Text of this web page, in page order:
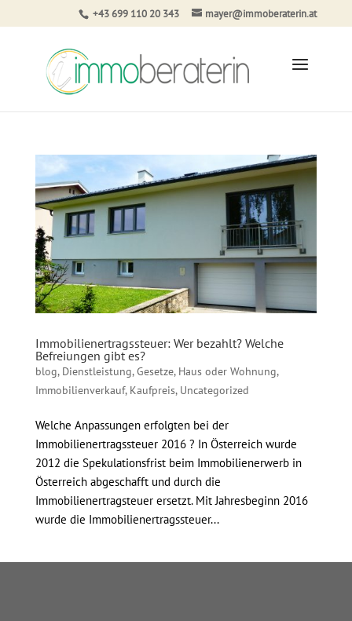
+43 699 110 20 343 mayer@immoberaterin.at
Immobilienertragssteuer: Wer bezahlt? Welche
Befreiungen gibt es?
blog, Dienstleistung,Gesetze, Haus oder Wohnung,
Immobilienverkauf, Kaufpreis, Uncategorized
Welche Anpassungen erfolgten bei der
Immobilienertragssteuer 2016 ? In Österreich wurde
2012 die Spekulationsfrist beim Immobilienerwerb in
Österreich abgeschafft und durch die
Immobilienertragsteuer ersetzt. Mit Jahresbeginn 2016
wurde die Immobilienertragssteuer...